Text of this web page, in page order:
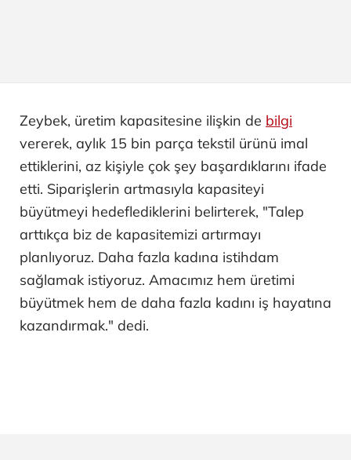
Zeybek, üretim kapasitesine ilişkin de bilgi
vererek, aylık 15 bin parça tekstil ürünü imal
ettiklerini, az kişiyle çok şey başardıklarını ifade
etti. Siparişlerin artmasıyla kapasiteyi
büyütmeyi hedeflediklerini belirterek, "Talep
arttıkça biz de kapasitemizi artırmayı
planlıyoruz. Daha fazla kadına istihdam
sağlamak istiyoruz. Amacımız hem üretimi
büyütmek hem de daha fazla kadını iş hayatına
kazandırmak." dedi.